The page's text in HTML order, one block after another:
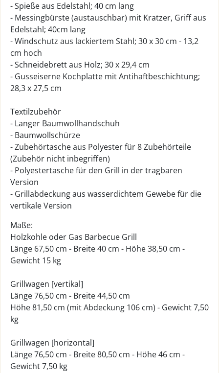
- Spieße aus Edelstahl; 40 cm lang
- Messingbürste (austauschbar) mit Kratzer, Griff aus
Edelstahl; 40cm lang
- Windschutz aus lackiertem Stahl; 30 x 30 cm - 13,2
cm hoch
- Schneidebrett aus Holz; 30 x 29,4 cm
- Gusseiserne Kochplatte mit Antihaftbeschichtung;
28,3 x 27,5 cm
Textilzubehör
- Langer Baumwollhandschuh
- Baumwollschürze
- Zubehörtasche aus Polyester für 8 Zubehörteile
(Zubehör nicht inbegriffen)
- Polyestertasche für den Grill in der tragbaren
Version
- Grillabdeckung aus wasserdichtem Gewebe für die
vertikale Version
Maße:
Holzkohle oder Gas Barbecue Grill
Länge 67,50 cm - Breite 40 cm - Höhe 38,50 cm -
Gewicht 15 kg
Grillwagen [vertikal]
Länge 76,50 cm - Breite 44,50 cm
Höhe 81,50 cm (mit Abdeckung 106 cm) - Gewicht 7,50
kg
Grillwagen [horizontal]
Länge 76,50 cm - Breite 80,50 cm - Höhe 46 cm -
Gewicht 7,50 kg